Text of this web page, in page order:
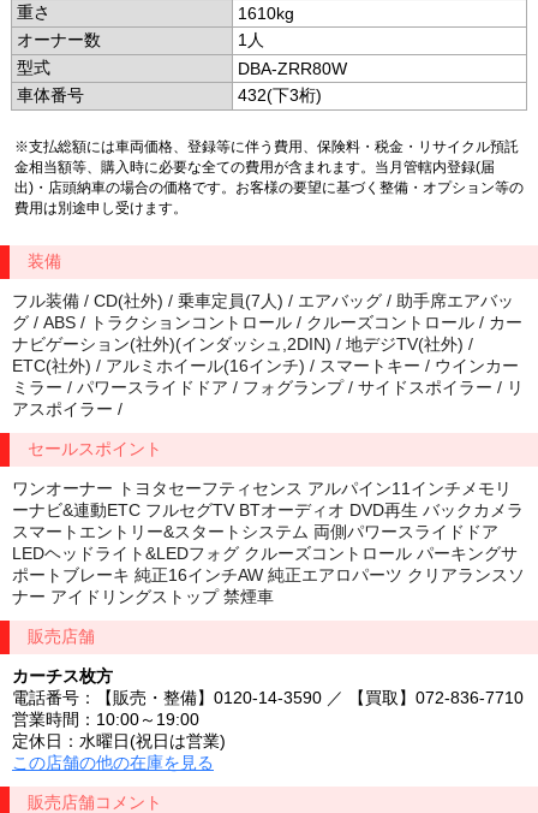
重さ
1610kg
オーナー数
1人
型式
DBA-ZRR80W
車体番号
432(下3桁)
※支払総額には車両価格、登録等に伴う費用、保険料・税金・リサイクル預託
金相当額等、購入時に必要な全ての費用が含まれます。当月管轄内登録(届
出)・店頭納車の場合の価格です。お客様の要望に基づく整備・オプション等の
費用は別途申し受けます。
装備
フル装備 / CD(社外) / 乗車定員(7人) / エアバッグ / 助手席エアバッ
グ / ABS / トラクションコントロール / クルーズコントロール / カー
ナビゲーション(社外)(インダッシュ,2DIN) / 地デジTV(社外) /
ETC(社外) / アルミホイール(16インチ) / スマートキー / ウインカー
ミラー / パワースライドドア / フォグランプ / サイドスポイラー / リ
アスポイラー /
セールスポイント
ワンオーナー トヨタセーフティセンス アルパイン11インチメモリ
ーナビ&連動ETC フルセグTV BTオーディオ DVD再生 バックカメラ
スマートエントリー&スタートシステム 両側パワースライドドア
LEDヘッドライト&LEDフォグ クルーズコントロール パーキングサ
ポートブレーキ 純正16インチAW 純正エアロパーツ クリアランスソ
ナー アイドリングストップ 禁煙車
販売店舗
カーチス枚方
電話番号：【販売・整備】0120-14-3590 ／ 【買取】072-836-7710
営業時間：10:00～19:00
定休日：水曜日(祝日は営業)
この店舗の他の在庫を見る
販売店舗コメント